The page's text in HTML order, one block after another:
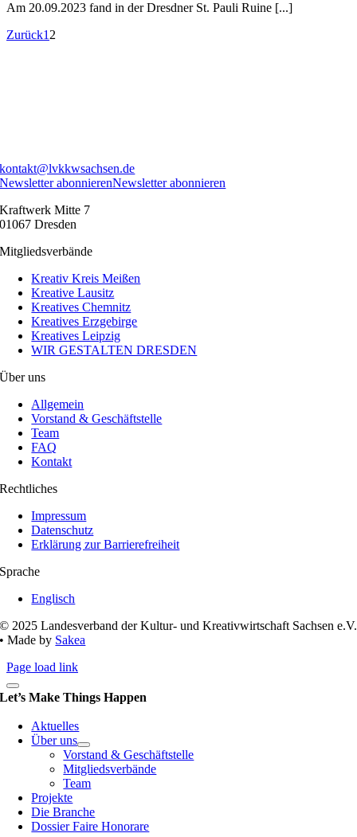
Am 20.09.2023 fand in der Dresdner St. Pauli Ruine [...]
Zurück1 2
kontakt@lvkkwsachsen.de
Newsletter abonnierenNewsletter abonnieren
Kraftwerk Mitte 7
01067 Dresden
Mitgliedsverbände
Kreativ Kreis Meißen
Kreative Lausitz
Kreatives Chemnitz
Kreatives Erzgebirge
Kreatives Leipzig
WIR GESTALTEN DRESDEN
Über uns
Allgemein
Vorstand & Geschäftstelle
Team
FAQ
Kontakt
Rechtliches
Impressum
Datenschutz
Erklärung zur Barrierefreiheit
Sprache
Englisch
© 2025 Landesverband der Kultur- und Kreativwirtschaft Sachsen e.V.
• Made by Sakea
Page load link
Let’s Make Things Happen
Aktuelles
Über uns
Vorstand & Geschäftstelle
Mitgliedsverbände
Team
Projekte
Die Branche
Dossier Faire Honorare